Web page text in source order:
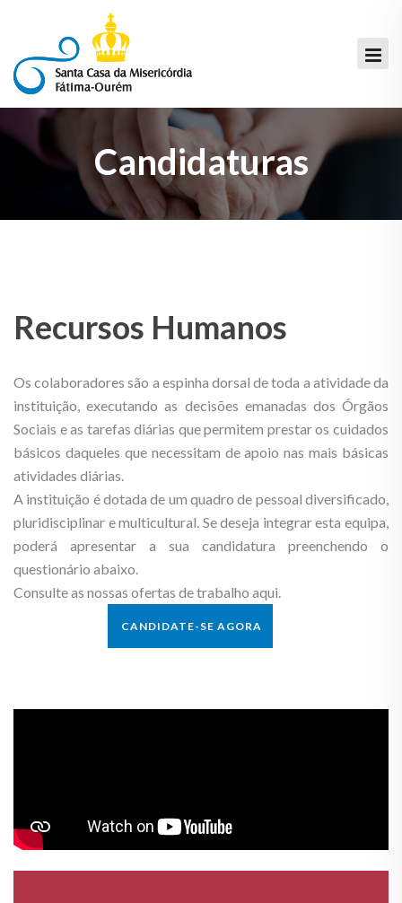
Candidaturas
Recursos Humanos
Os colaboradores são a espinha dorsal de toda a atividade da
instituição, executando as decisões emanadas dos Órgãos
Sociais e as tarefas diárias que permitem prestar os cuidados
básicos daqueles que necessitam de apoio nas mais básicas
atividades diárias.
A instituição é dotada de um quadro de pessoal diversificado,
pluridisciplinar e multicultural. Se deseja integrar esta equipa,
poderá apresentar a sua candidatura preenchendo o
questionário abaixo.
Consulte as nossas ofertas de trabalho aqui.
CANDIDATE-SE AGORA